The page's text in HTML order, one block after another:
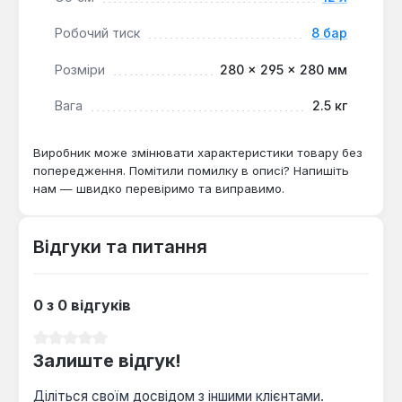
його знос та продовжує термін експлуатації.
Енергозбереження:
Оптимізація роботи
зниженню споживання електроенергії.
Надійність конструкції:
середовищ та довговічність.
приватних будинків, дач, а також невеликих
надмірного тиску та оптимізувати
Робочий тиск 8 бар
Розміри 280 × 295 × 280 мм
Вага 2.5 кг
Виробник може змінювати характеристики товару без
попередження. Помітили помилку в описі? Напишіть
нам — швидко перевіримо та виправимо.
Відгуки та питання
0 з 0 відгуків
Залиште відгук!
Діліться своїм досвідом з іншими клієнтами.